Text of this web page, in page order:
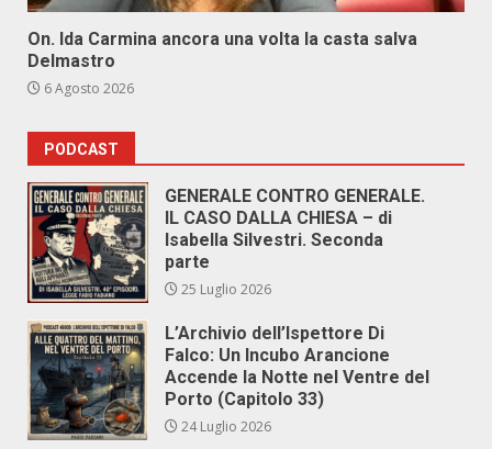
On. Ida Carmina ancora una volta la casta salva
Delmastro
6 Agosto 2026
PODCAST
GENERALE CONTRO GENERALE.
IL CASO DALLA CHIESA – di
Isabella Silvestri. Seconda
parte
25 Luglio 2026
L’Archivio dell’Ispettore Di
Falco: Un Incubo Arancione
Accende la Notte nel Ventre del
Porto (Capitolo 33)
24 Luglio 2026